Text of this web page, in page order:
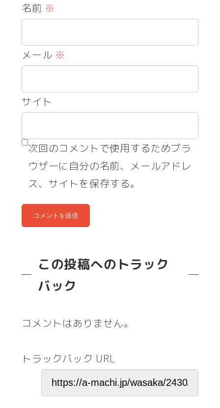
名前 ※
メール ※
サイト
次回のコメントで使用するためブラ
ウザーに自分の名前、メールアドレ
ス、サイトを保存する。
この投稿へのトラック
バック
コメントはありません。
トラックバック URL